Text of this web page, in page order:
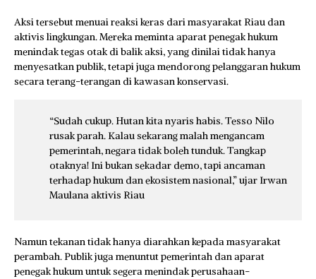
Aksi tersebut menuai reaksi keras dari masyarakat Riau dan
aktivis lingkungan. Mereka meminta aparat penegak hukum
menindak tegas otak di balik aksi, yang dinilai tidak hanya
menyesatkan publik, tetapi juga mendorong pelanggaran hukum
secara terang-terangan di kawasan konservasi.
“Sudah cukup. Hutan kita nyaris habis. Tesso Nilo
rusak parah. Kalau sekarang malah mengancam
pemerintah, negara tidak boleh tunduk. Tangkap
otaknya! Ini bukan sekadar demo, tapi ancaman
terhadap hukum dan ekosistem nasional,” ujar Irwan
Maulana aktivis Riau
Namun tekanan tidak hanya diarahkan kepada masyarakat
perambah. Publik juga menuntut pemerintah dan aparat
penegak hukum untuk segera menindak perusahaan-